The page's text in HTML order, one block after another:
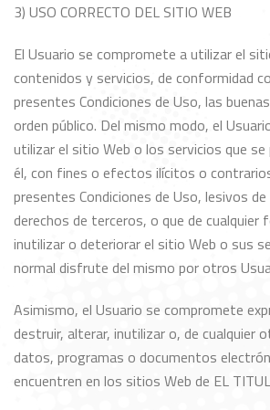
3) USO CORRECTO DEL SITIO WEB
El Usuario se compromete a utilizar el
contenidos y servicios, de conformidad
presentes Condiciones de Uso, las
orden público. Del mismo modo, el
utilizar el sitio Web o los servicios que
él, con fines o efectos ilícitos o
presentes Condiciones de Uso, lesivos
derechos de terceros, o que de cualquier
inutilizar o deteriorar el sitio Web o sus
normal disfrute del mismo por otros
Asimismo, el Usuario se compromete
destruir, alterar, inutilizar o, de cualquier
datos, programas o documentos
encuentren en los sitios Web de EL